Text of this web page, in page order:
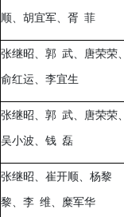
顺、胡宜军、胥 菲
张继昭、郭 武、唐荣荣、
俞红运、李宜生
张继昭、郭 武、唐荣荣、
吴小波、钱 磊
张继昭、崔开顺、杨黎
黎、李 维、糜军华